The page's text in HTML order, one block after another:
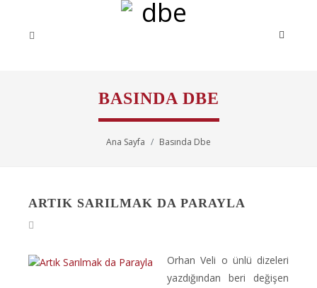
BASINDA DBE
Ana Sayfa Basında Dbe
ARTIK SARILMAK DA PARAYLA
Orhan Veli o ünlü dizeleri
yazdığından beri değişen